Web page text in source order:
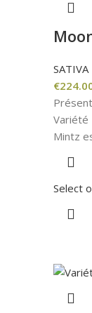
SATIVA
€
Variété
Mintz
Select